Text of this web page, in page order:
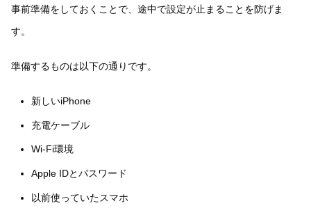
事前準備をしておくことで、途中で設定が止まることを防げま
す。
準備するものは以下の通りです。
新しいiPhone
充電ケーブル
Wi-Fi環境
Apple IDとパスワード
以前使っていたスマホ